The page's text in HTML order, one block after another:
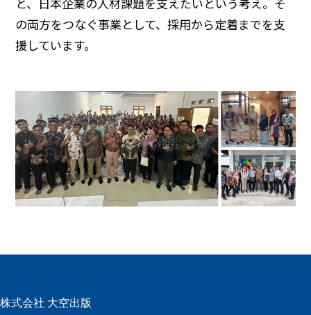
と、日本企業の人材課題を支えたいという考え。そ
の両方をつなぐ事業として、採用から定着までを支
援しています。
株式会社 大空出版